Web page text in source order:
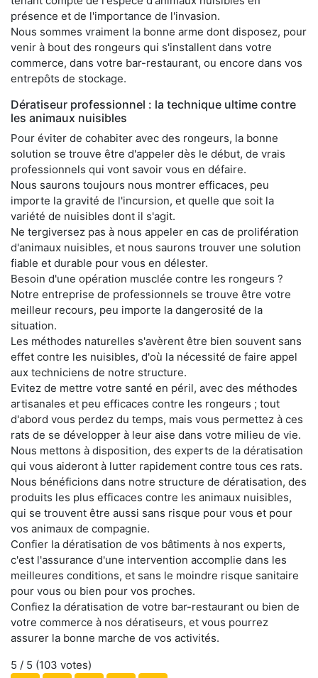
présence et de l'importance de l'invasion.
Nous sommes vraiment la bonne arme dont disposez, pour
venir à bout des rongeurs qui s'installent dans votre
commerce, dans votre bar-restaurant, ou encore dans vos
entrepôts de stockage.
Dératiseur professionnel : la technique ultime contre
les animaux nuisibles
Pour éviter de cohabiter avec des rongeurs, la bonne
solution se trouve être d'appeler dès le début, de vrais
professionnels qui vont savoir vous en défaire.
Nous saurons toujours nous montrer efficaces, peu
importe la gravité de l'incursion, et quelle que soit la
variété de nuisibles dont il s'agit.
Ne tergiversez pas à nous appeler en cas de prolifération
d'animaux nuisibles, et nous saurons trouver une solution
fiable et durable pour vous en délester.
Besoin d'une opération musclée contre les rongeurs ?
Notre entreprise de professionnels se trouve être votre
meilleur recours, peu importe la dangerosité de la
situation.
Les méthodes naturelles s'avèrent être bien souvent sans
effet contre les nuisibles, d'où la nécessité de faire appel
aux techniciens de notre structure.
Evitez de mettre votre santé en péril, avec des méthodes
artisanales et peu efficaces contre les rongeurs ; tout
d'abord vous perdez du temps, mais vous permettez à ces
rats de se développer à leur aise dans votre milieu de vie.
Nous mettons à disposition, des experts de la dératisation
qui vous aideront à lutter rapidement contre tous ces rats.
Nous bénéficions dans notre structure de dératisation, des
produits les plus efficaces contre les animaux nuisibles,
qui se trouvent être aussi sans risque pour vous et pour
vos animaux de compagnie.
Confier la dératisation de vos bâtiments à nos experts,
c'est l'assurance d'une intervention accomplie dans les
meilleures conditions, et sans le moindre risque sanitaire
pour vous ou bien pour vos proches.
Confiez la dératisation de votre bar-restaurant ou bien de
votre commerce à nos dératiseurs, et vous pourrez
assurer la bonne marche de vos activités.
5 / 5 (103 votes)